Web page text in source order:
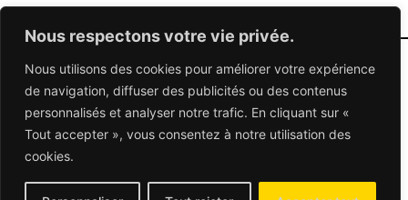
Nous respectons votre vie privée.
Nous utilisons des cookies pour améliorer votre expérience
de navigation, diffuser des publicités ou des contenus
personnalisés et analyser notre trafic. En cliquant sur «
Tout accepter », vous consentez à notre utilisation des
cookies.
06 95 95 70 70
© 2026 Dépannage Vitrier - Tous droits réservés
Dépannage vitrerie en France : Des solutions
adaptées à vos besoins